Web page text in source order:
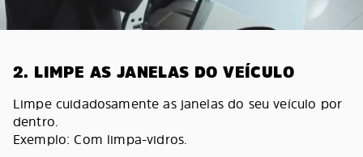
2. LIMPE AS JANELAS DO VEÍCULO
Limpe cuidadosamente as janelas do seu veículo por
dentro.
Exemplo: Com limpa-vidros.